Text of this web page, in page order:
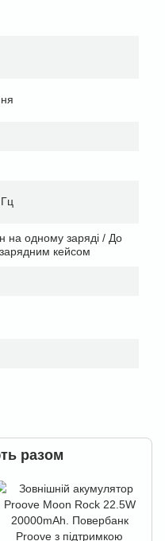
на одному заряді / До
кейсом
разом